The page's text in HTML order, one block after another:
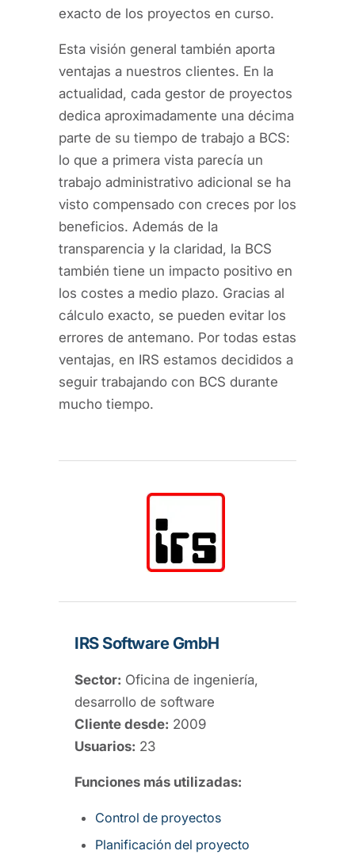
exacto de los proyectos en curso.
Esta visión general también aporta
ventajas a nuestros clientes. En la
actualidad, cada gestor de proyectos
dedica aproximadamente una décima
parte de su tiempo de trabajo a BCS:
lo que a primera vista parecía un
trabajo administrativo adicional se ha
visto compensado con creces por los
beneficios. Además de la
transparencia y la claridad, la BCS
también tiene un impacto positivo en
los costes a medio plazo. Gracias al
cálculo exacto, se pueden evitar los
errores de antemano. Por todas estas
ventajas, en IRS estamos decididos a
seguir trabajando con BCS durante
mucho tiempo.
IRS Software GmbH
Sector: Oficina de ingeniería,
desarrollo de software
Cliente desde: 2009
Usuarios: 23
Funciones más utilizadas:
Control de proyectos
Planificación del proyecto